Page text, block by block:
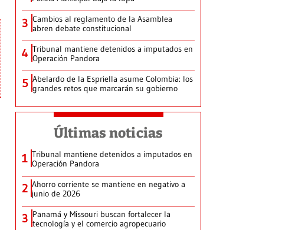
3 Cambios al reglamento de la Asamblea
abren debate constitucional
4 Tribunal mantiene detenidos a imputados en
Operación Pandora
5 Abelardo de la Espriella asume Colombia: los
grandes retos que marcarán su gobierno
Últimas noticias
1 Tribunal mantiene detenidos a imputados en
Operación Pandora
2 Ahorro corriente se mantiene en negativo a
junio de 2026
3 Panamá y Missouri buscan fortalecer la
tecnología y el comercio agropecuario